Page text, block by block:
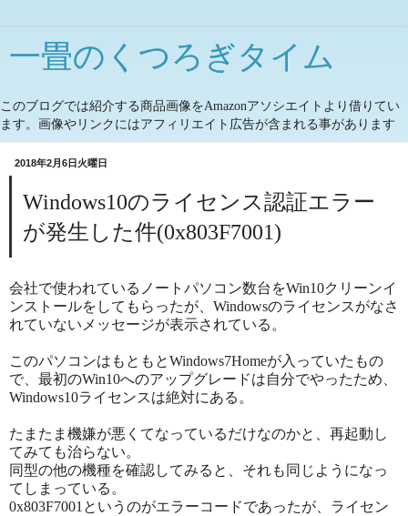
一畳のくつろぎタイム
このブログでは紹介する商品画像をAmazonアソシエイトより借りてい
ます。画像やリンクにはアフィリエイト広告が含まれる事があります
2018年2月6日火曜日
Windows10のライセンス認証エラー
が発生した件(0x803F7001)
会社で使われているノートパソコン数台をWin10クリーンイ
ンストールをしてもらったが、Windowsのライセンスがなさ
れていないメッセージが表示されている。
このパソコンはもともとWindows7Homeが入っていたもの
で、最初のWin10へのアップグレードは自分でやったため、
Windows10ライセンスは絶対にある。
たまたま機嫌が悪くてなっているだけなのかと、再起動し
てみても治らない。
同型の他の機種を確認してみると、それも同じようになっ
てしまっている。
0x803F7001というのがエラーコードであったが、ライセン